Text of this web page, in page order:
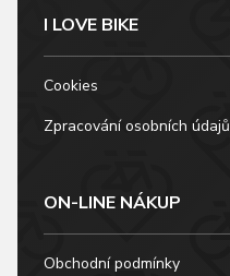
I LOVE BIKE
Cookies
Zpracování osobních údajů
ON-LINE NÁKUP
Obchodní podmínky